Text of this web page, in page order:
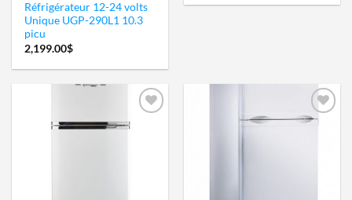
Réfrigérateur 12-24 volts
Unique UGP-290L1 10.3
picu
2,199.00$